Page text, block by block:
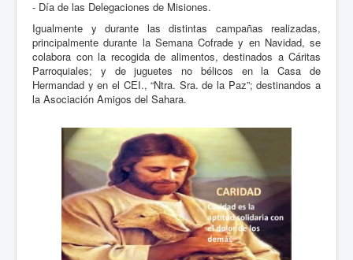
- Día de las Delegaciones de Misiones.
Igualmente y durante las distintas campañas realizadas,
principalmente durante la Semana Cofrade y en Navidad, se
colabora con la recogida de alimentos, destinados a Cáritas
Parroquiales; y de juguetes no bélicos en la Casa de
Hermandad y en el CEI., “Ntra. Sra. de la Paz”; destinandos a
la Asociación Amigos del Sahara.